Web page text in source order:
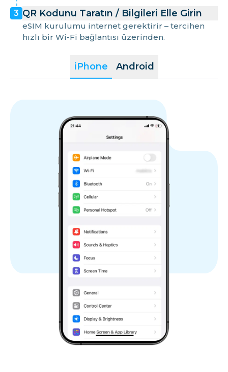
Reunion
Romanya
San Marino
Slovakya
Slovenya
İspanya
İsveç
İsviçre
Birleşik Krallık
iPhone Android
3 QR Kodunu Taratın / Bilgileri Elle Girin
eSIM kurulumu internet gerektirir – tercihen
hızlı bir Wi-Fi bağlantısı üzerinden.